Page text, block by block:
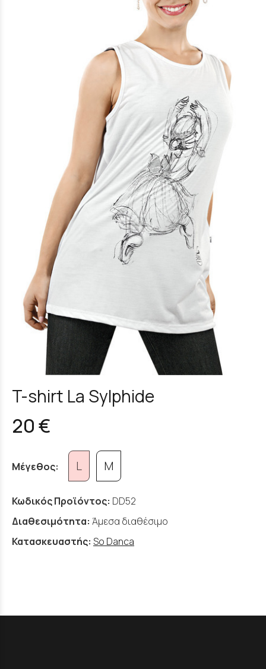
T-shirt La Sylphide
20 €
Μέγεθος: L M
Κωδικός Προϊόντος: DD52
Διαθεσιμότητα: Άμεσα διαθέσιμο
Κατασκευαστής: So Danca